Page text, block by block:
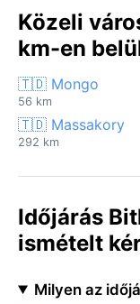
Közeli
km-en
🇹🇩 Mongo
56 km
🇹🇩 Massakory
292 km
Időjárás
ismételt
Milyen az